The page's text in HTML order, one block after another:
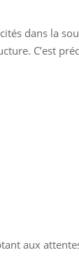
dans la
C’est
aux